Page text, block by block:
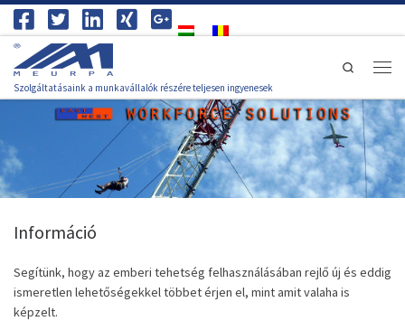
Skip to content
Szolgáltatásaink a munkavállalók részére teljesen ingyenesek
Search
Információ
Segítünk, hogy az emberi tehetség felhasználásában rejlő új és eddig
ismeretlen lehetőségekkel többet érjen el, mint amit valaha is
képzelt.